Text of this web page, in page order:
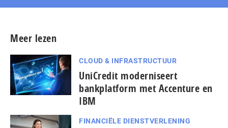
Meer lezen
CLOUD & INFRASTRUCTUUR
UniCredit moderniseert
bankplatform met Accenture en
IBM
FINANCIËLE DIENSTVERLENING